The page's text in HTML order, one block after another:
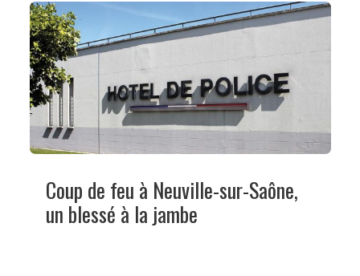
Coup de feu à Neuville-sur-Saône,
un blessé à la jambe